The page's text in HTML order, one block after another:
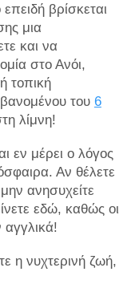
βρίσκεται
μια
και να
στο Ανόι,
τοπική
του 6
λίμνη!
εν μέρει ο λόγος
Αν θέλετε
ανησυχείτε
εδώ, καθώς οι
αγγλικά!
η νυχτερινή ζωή,